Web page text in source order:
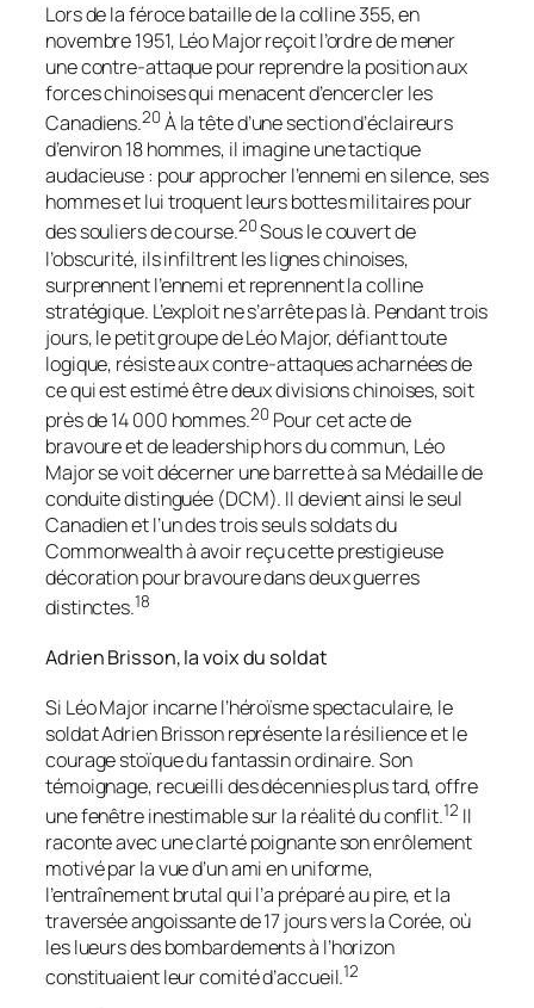
Lors de la féroce bataille de la colline 355, en
novembre 1951, Léo Major reçoit l’ordre de mener
une contre-attaque pour reprendre la position aux
forces chinoises qui menacent d’encercler les
Canadiens.20 À la tête d’une section d’éclaireurs
d’environ 18 hommes, il imagine une tactique
audacieuse : pour approcher l’ennemi en silence, ses
hommes et lui troquent leurs bottes militaires pour
des souliers de course.20Sous le couvert de
l’obscurité, ils infiltrent les lignes chinoises,
surprennent l’ennemi et reprennent la colline
stratégique. L’exploit ne s’arrête pas là. Pendant trois
jours, le petit groupe de Léo Major, défiant toute
logique, résiste aux contre-attaques acharnées de
ce qui est estimé être deux divisions chinoises, soit
près de 14 000 hommes.20 Pour cet acte de
bravoure et de leadership hors du commun, Léo
Major se voit décerner une barrette à sa Médaille de
conduite distinguée (DCM). Il devient ainsi le seul
Canadien et l’un des trois seuls soldats du
Commonwealth à avoir reçu cette prestigieuse
décoration pour bravoure dans deux guerres
distinctes.18
Adrien Brisson, la voix du soldat
Si Léo Major incarne l’héroïsme spectaculaire, le
soldat Adrien Brisson représente la résilience et le
courage stoïque du fantassin ordinaire. Son
témoignage, recueilli des décennies plus tard, offre
une fenêtre inestimable sur la réalité du conflit.12 Il
raconte avec une clarté poignante son enrôlement
motivé par la vue d’un ami en uniforme,
l’entraînement brutal qui l’a préparé au pire, et la
traversée angoissante de 17 jours vers la Corée, où
les lueurs des bombardements à l’horizon
constituaient leur comité d’accueil.12